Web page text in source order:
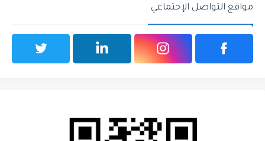
مواقع التواصل الإجتماعي